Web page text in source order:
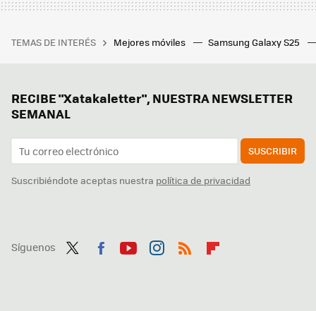
TEMAS DE INTERÉS Mejores móviles Samsung Galaxy S25
RECIBE "Xatakaletter", NUESTRA NEWSLETTER
SEMANAL
SUSCRIBIR
Suscribiéndote aceptas nuestra política de privacidad
Síguenos